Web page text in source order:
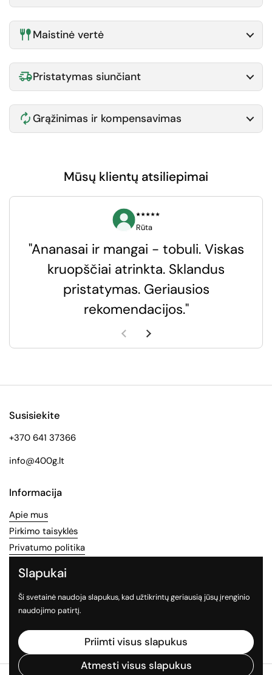
Maistinė vertė
Pristatymas siunčiant
Grąžinimas ir kompensavimas
Mūsų klientų atsiliepimai
⭑⭑⭑⭑⭑
Rūta
"Ananasai ir mangai - tobuli. Viskas
kruopščiai atrinkta. Sklandus
pristatymas. Geriausios
rekomendacijos."
Ankstesnė skaidrė
Kita skaidrė
Susisiekite
+370 641 37366
info@400g.lt
Informacija
Apie mus
Pirkimo taisyklės
Privatumo politika
Socialinės medijos
Sekite mus socialiniuose tinkluose
Facebook
Slapukai
Ši svetainė naudoja slapukus, kad užtikrintų geriausią jūsų įrenginio
naudojimo patirtį.
Priimti visus slapukus
Atmesti visus slapukus